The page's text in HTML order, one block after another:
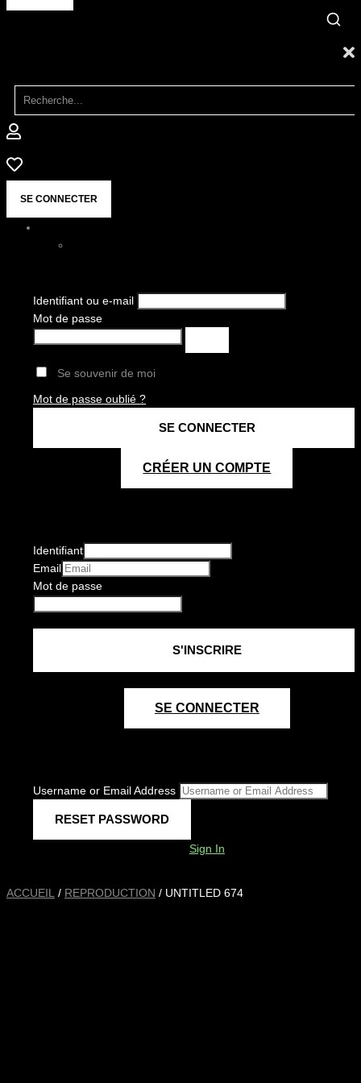
SE CONNECTER
Identifiant ou e-mail
Mot de passe
Se souvenir de moi
Mot de passe oublié ?
CRÉER UN COMPTE
Identifiant
Email
Mot de passe
SE CONNECTER
Username or Email Address
Sign In
ACCUEIL / REPRODUCTION / UNTITLED 674